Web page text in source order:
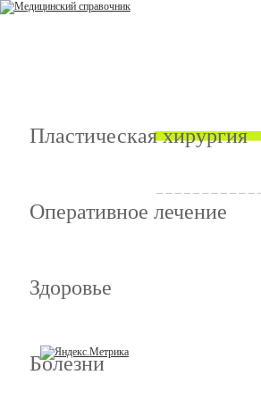
Пластическая хирургия
Оперативное лечение
Здоровье
Болезни